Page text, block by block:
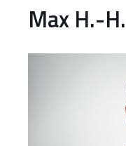
Max H.-